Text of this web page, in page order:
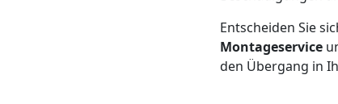
Entscheiden Sie
Montageservice
den Übergang in